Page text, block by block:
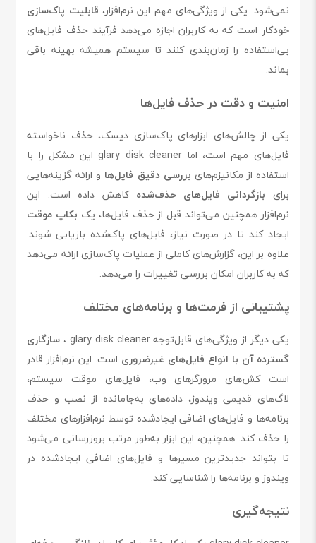
نمی‌شود. یکی از ویژگی‌های مهم این نرم‌افزار، قابلیت پاک‌سازی
خودکار است که به کاربران اجازه می‌دهد فرآیند حذف فایل‌های
بی‌استفاده را زمان‌بندی کنند تا سیستم همیشه بهینه باقی
بماند.
امنیت و دقت در حذف فایل‌ها
یکی از چالش‌های ابزارهای پاک‌سازی دیسک، حذف ناخواسته
فایل‌های مهم است، اما glary disk cleaner این مشکل را با
استفاده از مکانیزم‌های بررسی دقیق فایل‌ها و ارائه گزینه‌هایی
برای بازگردانی فایل‌های حذف‌شده کاهش داده است. این
نرم‌افزار همچنین می‌تواند قبل از حذف فایل‌ها، یک بکاپ موقت
ایجاد کند تا در صورت نیاز، فایل‌های پاک‌شده بازیابی شوند.
علاوه بر این، گزارش‌های کاملی از عملیات پاک‌سازی ارائه می‌دهد
که به کاربران امکان بررسی تغییرات را می‌دهد.
پشتیبانی از فرمت‌ها و برنامه‌های مختلف
یکی دیگر از ویژگی‌های قابل‌توجه glary disk cleaner ،
سازگاری
گسترده آن با انواع فایل‌های غیرضروری است. این نرم‌افزار قادر
است کش‌های مرورگرهای وب، فایل‌های موقت سیستم،
لاگ‌های قدیمی ویندوز، داده‌های به‌جا‌مانده از نصب و حذف
برنامه‌ها و فایل‌های اضافی ایجادشده توسط نرم‌افزارهای مختلف
را حذف کند. همچنین، این ابزار به‌طور مرتب بروزرسانی می‌شود
تا بتواند جدیدترین مسیرها و فایل‌های اضافی ایجادشده در
ویندوز و برنامه‌ها را شناسایی کند.
نتیجه‌گیری